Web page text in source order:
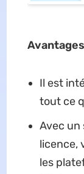
Il est
tout ce
Avec un
licence,
les